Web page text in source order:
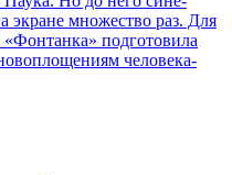
экране множество раз. Для
подготовила
человека-